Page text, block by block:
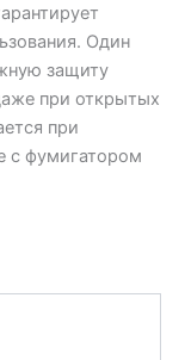
Один
защиту
при открытых
при
с фумигатором